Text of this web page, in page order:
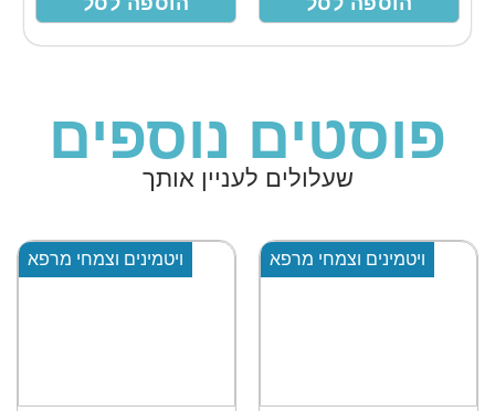
פוסטים נוספים
שעלולים לעניין אותך
ויטמינים וצמחי מרפא ויטמינים וצמחי מרפא